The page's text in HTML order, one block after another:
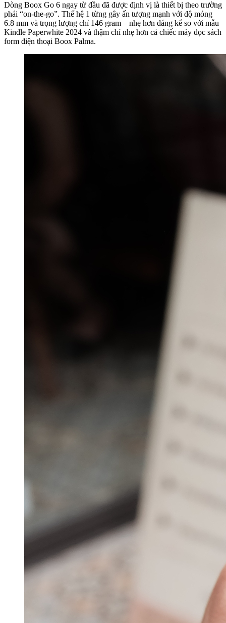
Dòng Boox Go 6 ngay từ đầu đã được định vị là thiết bị theo trường
phái “on-the-go”. Thế hệ 1 từng gây ấn tượng mạnh với độ mỏng
6.8 mm và trọng lượng chỉ 146 gram – nhẹ hơn đáng kể so với mẫu
Kindle Paperwhite 2024 và thậm chí nhẹ hơn cả chiếc máy đọc sách
form điện thoại Boox Palma.